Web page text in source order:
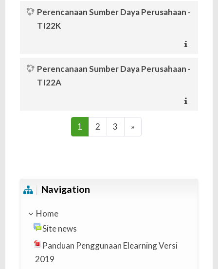
Perencanaan Sumber Daya Perusahaan -
TI22K
Perencanaan Sumber Daya Perusahaan -
TI22A
1 (current)
2 3 »Next
Skip Navigation
Navigation
Home
Site news
Panduan Penggunaan Elearning Versi
2019